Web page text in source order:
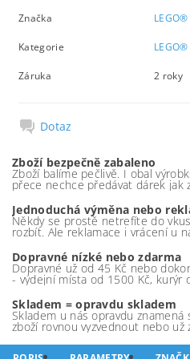
Značka LEGO®
Kategorie
Záruka 2 roky
Dotaz
Zboží bezpečně zabaleno
Zboží balíme pečlivě. I obal
přece nechce předávat dárek jak
Jednoduchá výměna nebo
Někdy se prostě netrefíte do
rozbít. Ale reklamace i vrácení u
Dopravné nízké nebo zdarma
Dopravné už od 45 Kč nebo
- výdejní místa od 1500 Kč, kurýr
Skladem = opravdu skladem
Skladem u nás opravdu
zboží rovnou vyzvednout nebo už